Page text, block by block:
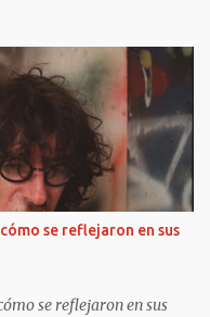
se reflejaron en sus
se reflejaron en sus